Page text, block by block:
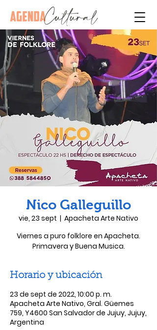
Nico Galleguillo
vie, 23 sept
  |
Apacheta Arte Nativo
Viernes a puro folklore en Apacheta.
Primavera y Buena Musica.
Horario y ubicación
23 de sept de 2022, 10:00 p. m.
Apacheta Arte Nativo, Gral. Güemes
759, Y4600 San Salvador de Jujuy, Jujuy,
Argentina